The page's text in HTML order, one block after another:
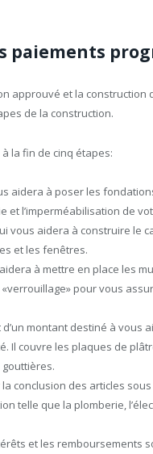
paiements
approuvé et la
de la construction.
la fin de cinq étapes:
aidera à poser les
et l’imperméabilisation de
vous aidera à construire le
et les fenêtres.
aidera à mettre en place les
pour vous
d’un montant destiné à
Il couvre les plaques de
gouttières.
la conclusion des articles
telle que la plomberie,
et les remboursements